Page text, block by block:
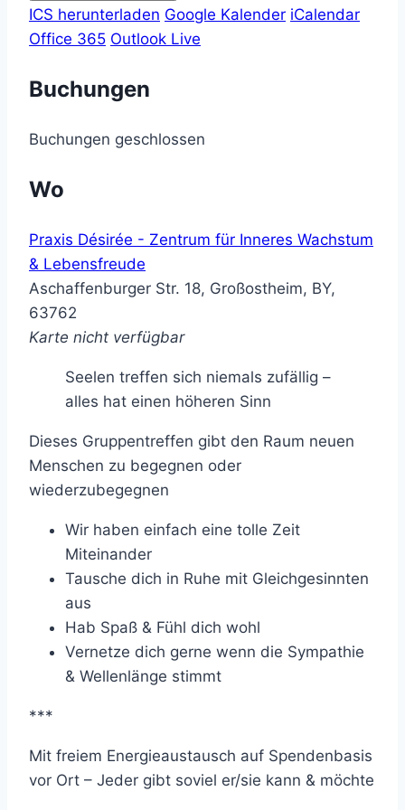
ICS herunterladen Google Kalender iCalendar
Office 365 Outlook Live
Buchungen
Buchungen geschlossen
Wo
Praxis Désirée - Zentrum für Inneres Wachstum
& Lebensfreude
Aschaffenburger Str. 18, Großostheim, BY,
63762
Karte nicht verfügbar
Seelen treffen sich niemals zufällig –
alles hat einen höheren Sinn
Dieses Gruppentreffen gibt den Raum neuen
Menschen zu begegnen oder
wiederzubegegnen
Wir haben einfach eine tolle Zeit
Miteinander
Tausche dich in Ruhe mit Gleichgesinnten
aus
Hab Spaß & Fühl dich wohl
Vernetze dich gerne wenn die Sympathie
& Wellenlänge stimmt
***
Mit freiem Energieaustausch auf Spendenbasis
vor Ort – Jeder gibt soviel er/sie kann & möchte